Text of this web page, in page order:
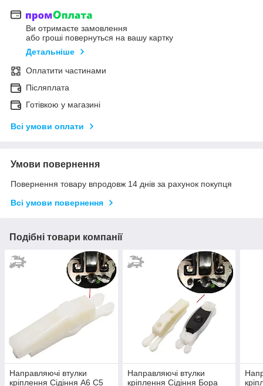
Ви отримаєте замовлення
або гроші повернуться на вашу картку
Детальніше
Оплатити частинами
Післяплата
Готівкою у магазині
Всі умови оплати
Умови повернення
Повернення товару впродовж 14 днів за рахунок покупця
Всі умови повернення
Подібні товари компанії
Направляючі втулки
кріплення Сідіння А6 С5
Направляючі втулки
кріплення Сідіння Бора